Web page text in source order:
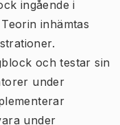
ingående i
inhämtas
och testar sin
under
under